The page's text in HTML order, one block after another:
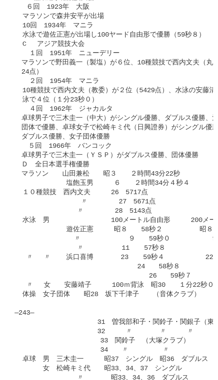
   ６回　1923年　大阪
  マラソンで森井安平が出場
  10回　1934年　マニラ
  水泳で遊佐正憲が出場し100ヤード自由形で優勝（59秒８）
  C 　アジア競技大会
  　１回　1951年　ニューデリー
マラソンで野田義一（製塩）が６位、10種競技で西内文夫（丸
24点）
  　２回　1954年　マニラ
10種競技で西内文夫（教委）が２位（5429点）、水泳の安藤
  泳で４位（１分23秒０）
  　４回　1962年　ジャカルタ
卓球男子で三木圭一（中大）がシングル優勝、ダブルス優勝、
団体で優勝、卓球女子で松崎キミ代（日興證券）がシングル優
ダブルス優勝、女子団体優勝
５回　1966年　バンコック
卓球男子で三木圭一（ＹＳＰ）がダブルス優勝、団体優勝
Ｄ　全日本選手権優勝
マラソン　　山田兼松　　昭３　　２時間43分22秒
  １０種競技　西内文夫　　　26　5717点
水泳　男　　　　　　　　　100メートル自由形　　　200メー
  　　　　　　　 〃	　　　９　　59秒０　　　　　　９　　　２分17秒４
〃　 〃    浜口喜博　　　　23　  59秒４　　　　　　22
　　　　　 　24　　58秒８　　　　　
   〃　 女　　安藤靖子　　　100ｍ背泳　昭30　　１分22秒０
  体操　女子団体　　昭28　坂下千津子　　（音体クラブ）
―243―
                      33　関鈴子　（大塚クラブ）
                      34　　〃　　　　　〃
  卓球　男　三木圭一　　　昭37　シングル　昭36　ダブルス
  　　　女　松崎キミ代　　昭33、34、37　シングル
                〃　　　　昭33、34、36　ダブルス